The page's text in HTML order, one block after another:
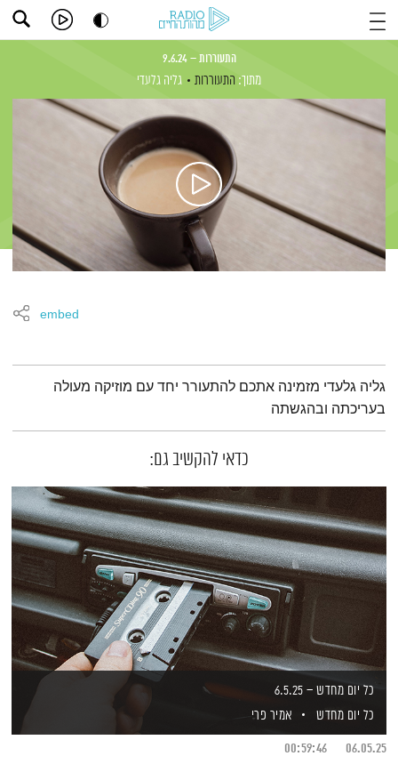
התעוררות – 9.6.24
מתוך: התעוררות גליה גלעדי
embed
תמצית הפודקאסט
גליה גלעדי מזמינה אתכם להתעורר יחד עם מוזיקה מעולה
בעריכתה ובהגשתה
כדאי להקשיב גם:
כל יום מחדש – 6.5.25
כל יום מחדש
אמיר פרי
06.05.25
00:59:46